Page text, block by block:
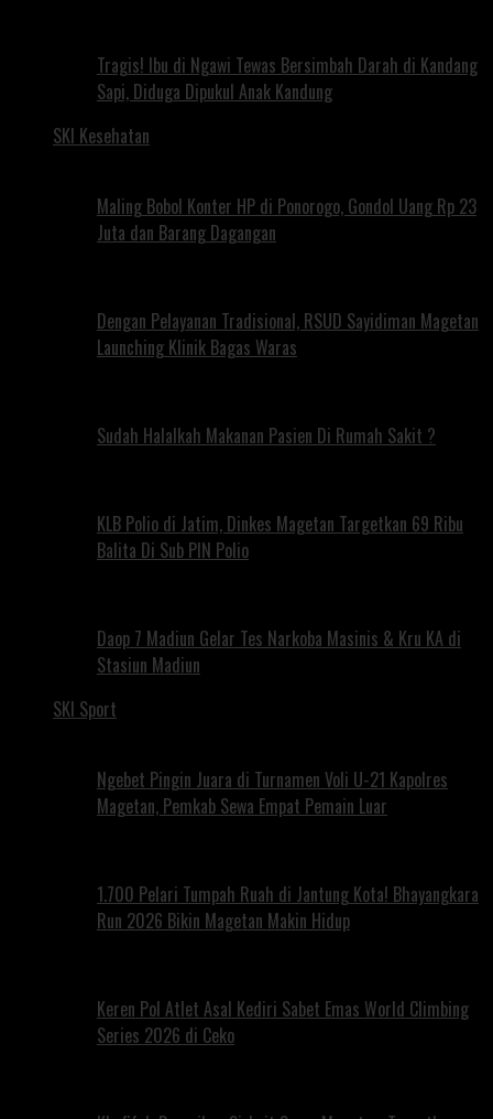
Tragis! Ibu di Ngawi Tewas Bersimbah Darah di Kandang
Sapi, Diduga Dipukul Anak Kandung
SKI Kesehatan
Maling Bobol Konter HP di Ponorogo, Gondol Uang Rp 23
Juta dan Barang Dagangan
Dengan Pelayanan Tradisional, RSUD Sayidiman Magetan
Launching Klinik Bagas Waras
Sudah Halalkah Makanan Pasien Di Rumah Sakit ?
KLB Polio di Jatim, Dinkes Magetan Targetkan 69 Ribu
Balita Di Sub PIN Polio
Daop 7 Madiun Gelar Tes Narkoba Masinis & Kru KA di
Stasiun Madiun
SKI Sport
Ngebet Pingin Juara di Turnamen Voli U-21 Kapolres
Magetan, Pemkab Sewa Empat Pemain Luar
1.700 Pelari Tumpah Ruah di Jantung Kota! Bhayangkara
Run 2026 Bikin Magetan Makin Hidup
Keren Pol Atlet Asal Kediri Sabet Emas World Climbing
Series 2026 di Ceko